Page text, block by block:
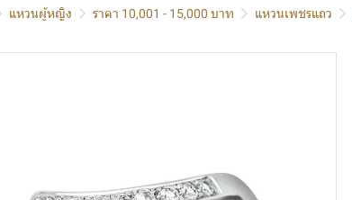
แหวนผู้หญิง ราคา 10,001 - 15,000 บาท แหวนเพชรแถว